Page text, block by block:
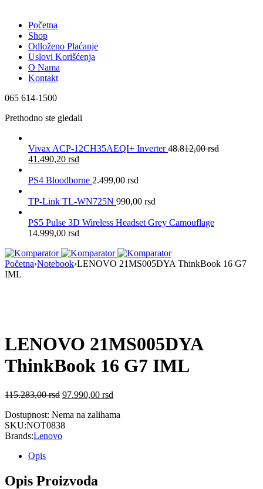
Početna
Shop
Odloženo Plaćanje
Uslovi Korišćenja
O Nama
Kontakt
065 614-1500
Prethodno ste gledali
Vivax ACP-12CH35AEQI+ Inverter48.812,00rsd
41.490,20 rsd
PS4 Bloodborne 2.499,00 rsd
TP-Link TL-WN725N 990,00 rsd
PS5 Pulse 3D Wireless Headset Grey Camouflage
14.999,00 rsd
Početna›Notebook›LENOVO 21MS005DYA ThinkBook 16 G7
IML
LENOVO 21MS005DYA
ThinkBook 16 G7 IML
115.283,00rsd 97.990,00 rsd
Dostupnost: Nema na zalihama
SKU:NOT0838
Brands:Lenovo
Opis
Opis Proizvoda